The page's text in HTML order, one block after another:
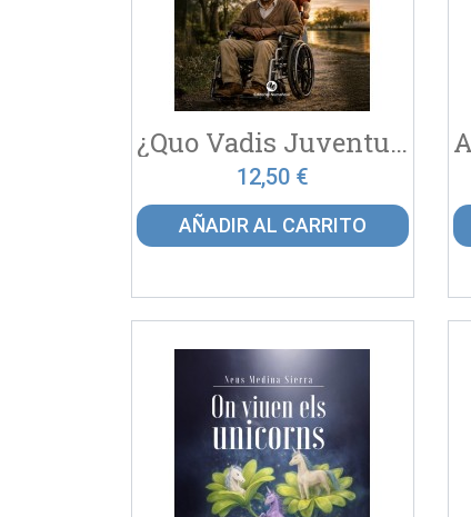
¿Quo Vadis Juventud?
12,50 €
AÑADIR AL CARRITO